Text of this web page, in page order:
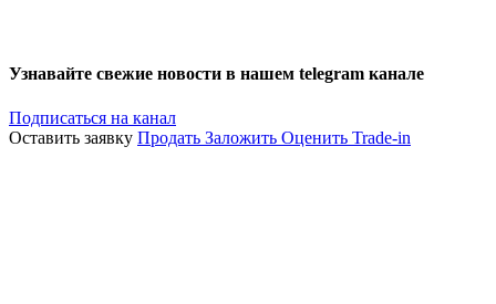
Узнавайте свежие новости в нашем telegram канале
Подписаться на канал
Оставить заявку Продать Заложить Оценить Trade-in